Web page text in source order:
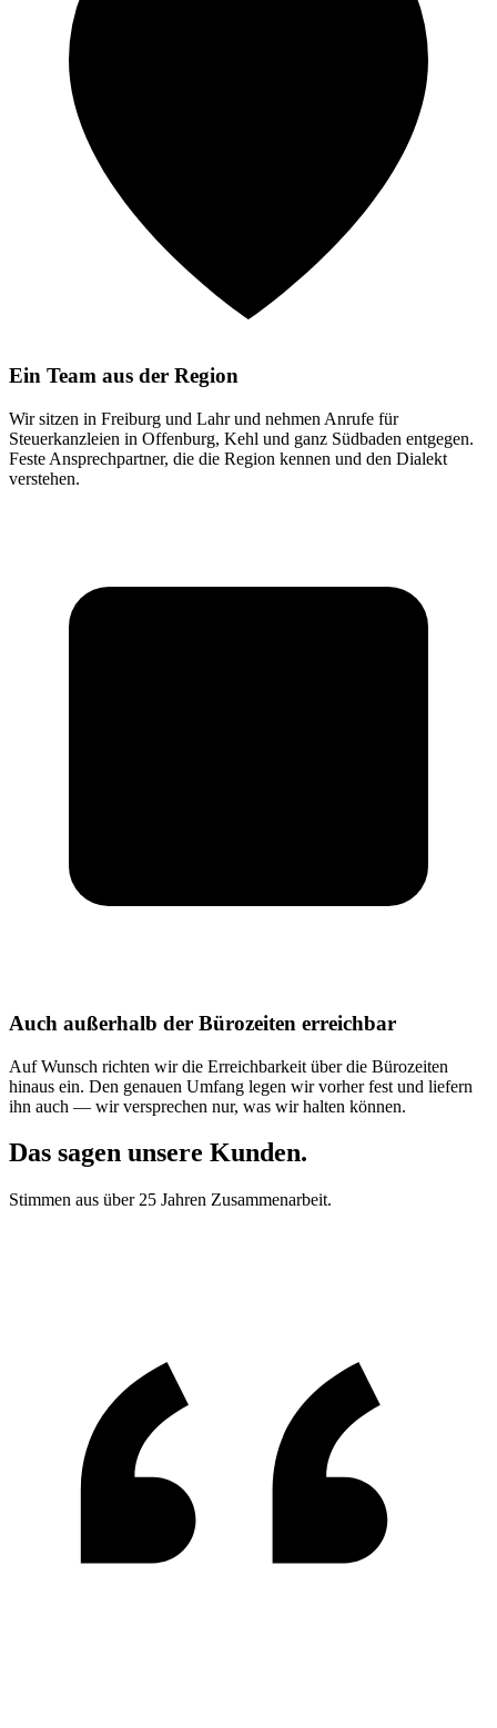
Ein Team aus der Region
Wir sitzen in Freiburg und Lahr und nehmen Anrufe für
Steuerkanzleien in Offenburg, Kehl und ganz Südbaden entgegen.
Feste Ansprechpartner, die die Region kennen und den Dialekt
verstehen.
Auch außerhalb der Bürozeiten erreichbar
Auf Wunsch richten wir die Erreichbarkeit über die Bürozeiten
hinaus ein. Den genauen Umfang legen wir vorher fest und liefern
ihn auch — wir versprechen nur, was wir halten können.
Das sagen unsere Kunden.
Stimmen aus über 25 Jahren Zusammenarbeit.